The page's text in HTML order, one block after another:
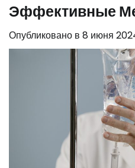
Эффективные
Опубликовано в 8 июня